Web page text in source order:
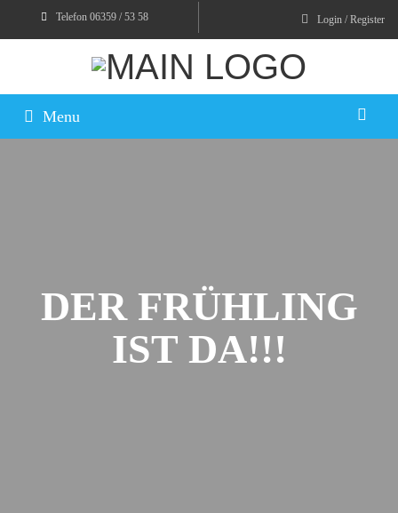
Telefon 06359 / 53 58 Login / Register
Menu
DER FRÜHLING
IST DA!!!